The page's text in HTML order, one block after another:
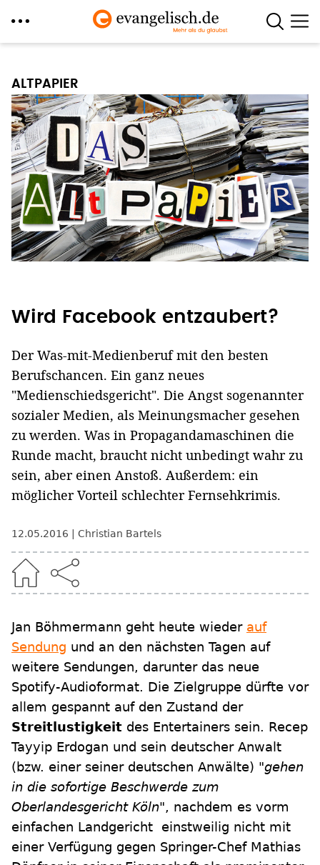
Inhalt
ALTPAPIER
Wird Facebook entzaubert?
Der Was-mit-Medienberuf mit den besten
Berufschancen. Ein ganz neues
"Medienschiedsgericht". Die Angst sogenannter
sozialer Medien, als Meinungsmacher gesehen
zu werden. Was in Propagandamaschinen die
Runde macht, braucht nicht unbedingt wahr zu
sein, aber einen Anstoß. Außerdem: ein
möglicher Vorteil schlechter Fernsehkrimis.
12.05.2016 Christian Bartels
Jan Böhmermann geht heute wieder auf
Sendung und an den nächsten Tagen auf
weitere Sendungen, darunter das neue
Spotify-Audioformat. Die Zielgruppe dürfte vor
allem gespannt auf den Zustand der
Streitlustigkeit des Entertainers sein. Recep
Tayyip Erdogan und sein deutscher Anwalt
(bzw. einer seiner deutschen Anwälte) "gehen
in die sofortige Beschwerde zum
Oberlandesgericht Köln", nachdem es vorm
einfachen Landgericht einstweilig nicht mit
einer Verfügung gegen Springer-Chef Mathias